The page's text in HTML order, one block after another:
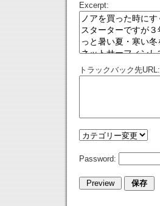
Excerpt:
トラックバック先URL:
Password: